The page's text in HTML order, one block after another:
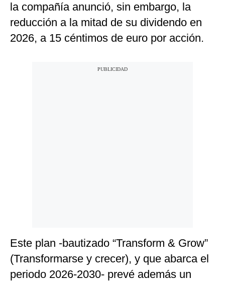
la compañía anunció, sin embargo, la
reducción a la mitad de su dividendo en
2026, a 15 céntimos de euro por acción.
Este plan -bautizado “Transform & Grow”
(Transformarse y crecer), y que abarca el
periodo 2026-2030- prevé además un